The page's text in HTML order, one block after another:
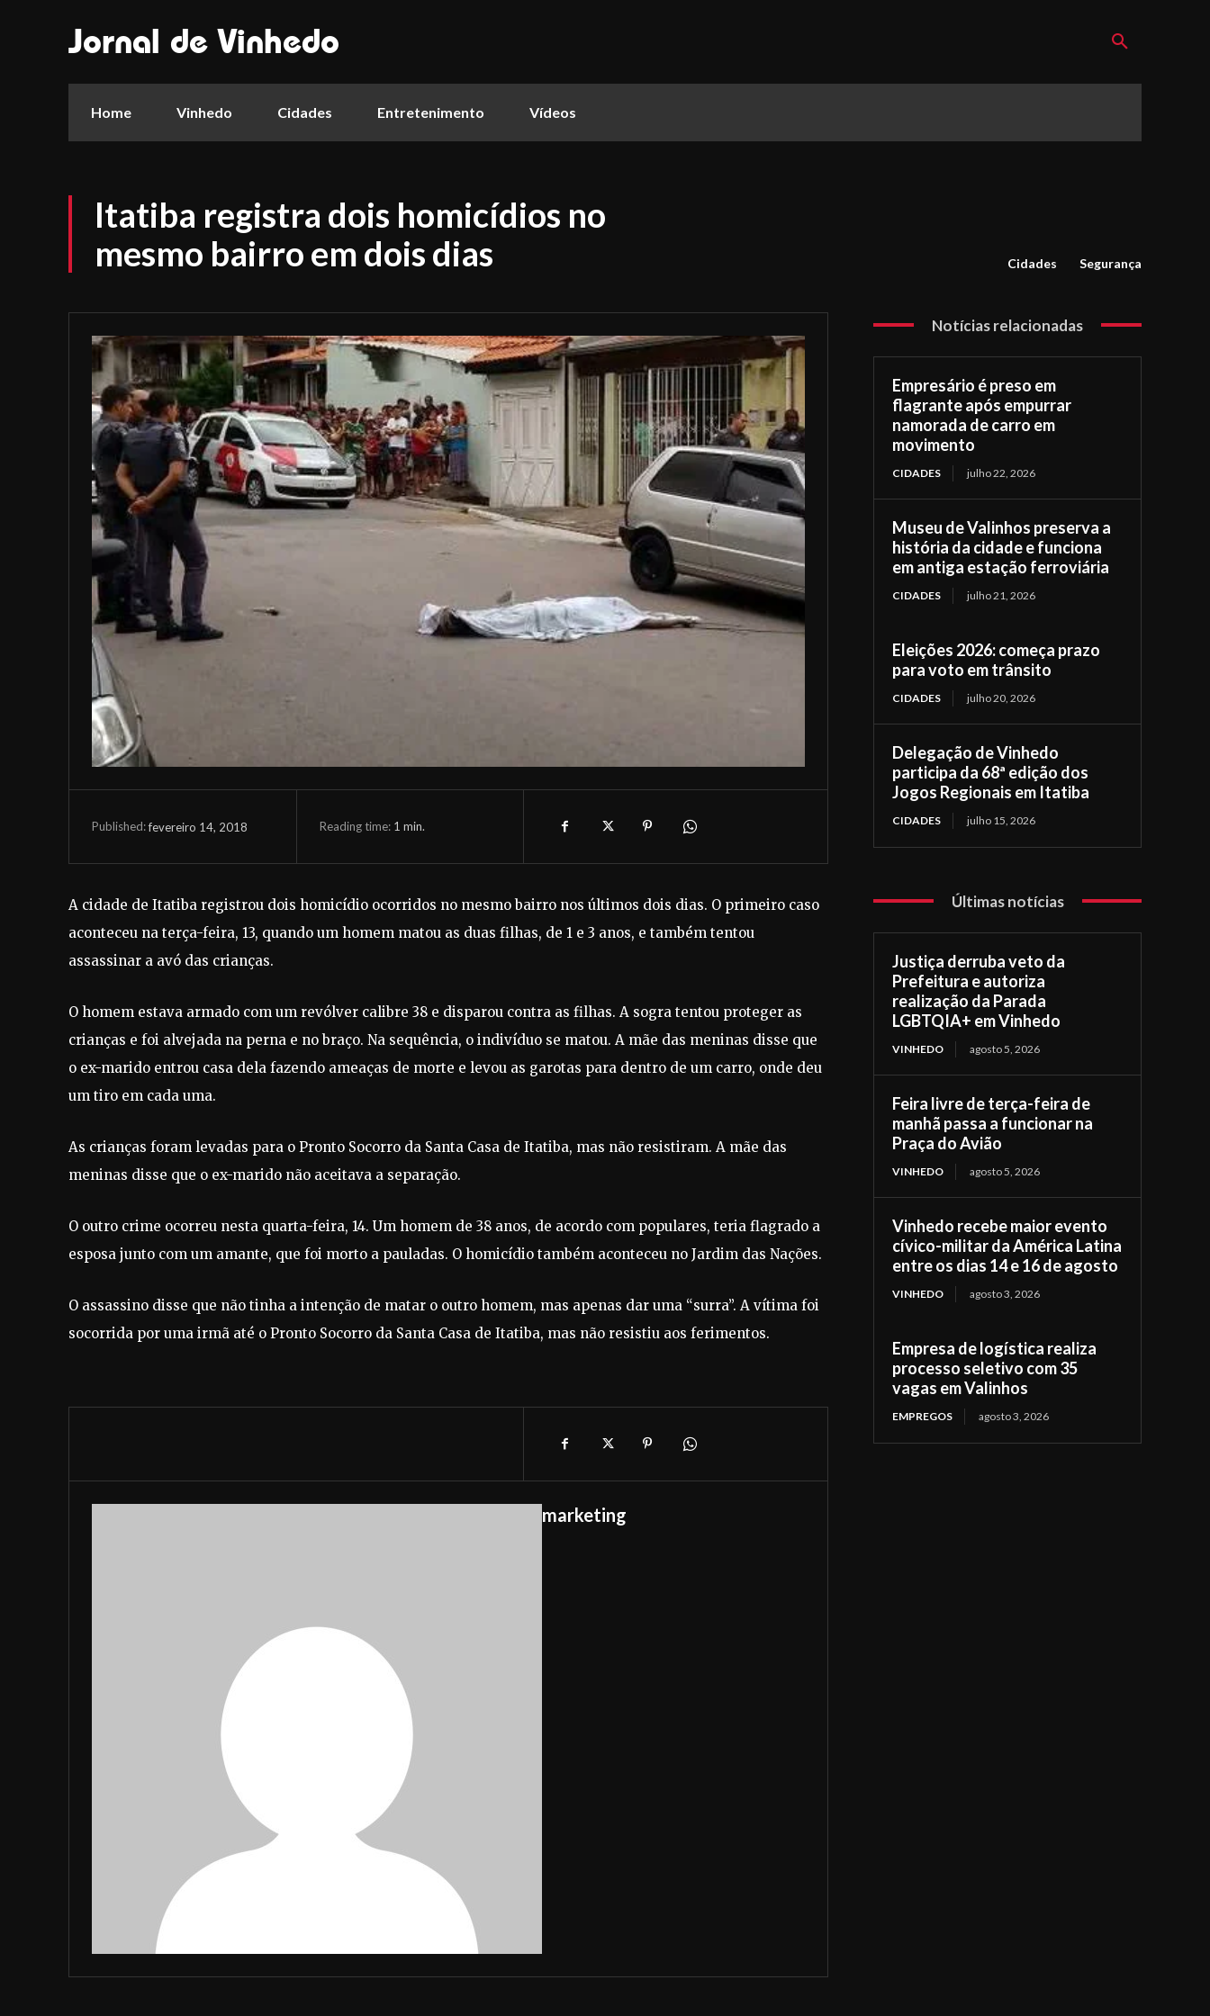
Jornal de Vinhedo
Home Vinhedo Cidades Entretenimento Vídeos
Itatiba registra dois homicídios no
mesmo bairro em dois dias
Cidades Segurança
Published:fevereiro 14, 2018 Reading time: 1 min.
A cidade de Itatiba registrou dois homicídio ocorridos no mesmo bairro nos últimos dois dias. O primeiro caso
aconteceu na terça-feira, 13, quando um homem matou as duas filhas, de 1 e 3 anos, e também tentou
assassinar a avó das crianças.
O homem estava armado com um revólver calibre 38 e disparou contra as filhas. A sogra tentou proteger as
crianças e foi alvejada na perna e no braço. Na sequência, o indivíduo se matou. A mãe das meninas disse que
o ex-marido entrou casa dela fazendo ameaças de morte e levou as garotas para dentro de um carro, onde deu
um tiro em cada uma.
As crianças foram levadas para o Pronto Socorro da Santa Casa de Itatiba, mas não resistiram. A mãe das
meninas disse que o ex-marido não aceitava a separação.
O outro crime ocorreu nesta quarta-feira, 14. Um homem de 38 anos, de acordo com populares, teria flagrado a
esposa junto com um amante, que foi morto a pauladas. O homicídio também aconteceu no Jardim das Nações.
O assassino disse que não tinha a intenção de matar o outro homem, mas apenas dar uma “surra”. A vítima foi
socorrida por uma irmã até o Pronto Socorro da Santa Casa de Itatiba, mas não resistiu aos ferimentos.
marketing
Notícias relacionadas
Empresário é preso em
flagrante após empurrar
namorada de carro em
movimento
CIDADES julho 22, 2026
Museu de Valinhos preserva a
história da cidade e funciona
em antiga estação ferroviária
CIDADES julho 21, 2026
Eleições 2026: começa prazo
para voto em trânsito
CIDADES julho 20, 2026
Delegação de Vinhedo
participa da 68ª edição dos
Jogos Regionais em Itatiba
CIDADES julho 15, 2026
Últimas notícias
Justiça derruba veto da
Prefeitura e autoriza
realização da Parada
LGBTQIA+ em Vinhedo
VINHEDO agosto 5, 2026
Feira livre de terça-feira de
manhã passa a funcionar na
Praça do Avião
VINHEDO agosto 5, 2026
Vinhedo recebe maior evento
cívico-militar da América Latina
entre os dias 14 e 16 de agosto
VINHEDO agosto 3, 2026
Empresa de logística realiza
processo seletivo com 35
vagas em Valinhos
EMPREGOS agosto 3, 2026